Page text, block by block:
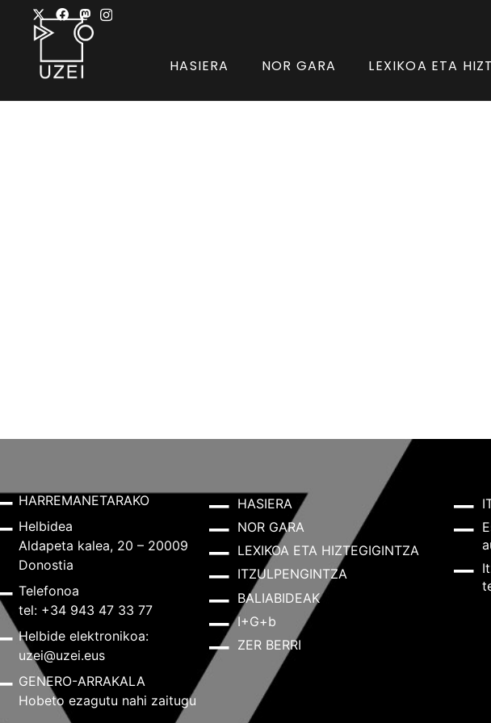
HASIERA NOR GARA LEXIKOA ETA
HARREMANETARAKO
Helbidea
Aldapeta kalea, 20 – 20009
Donostia
Telefonoa
tel: +34 943 47 33 77
Helbide elektronikoa:
uzei@uzei.eus
GENERO-ARRAKALA
Hobeto ezagutu nahi zaitugu
HASIERA
NOR GARA
LEXIKOA ETA HIZTEGIGINTZA
ITZULPENGINTZA
BALIABIDEAK
I+G+b
ZER BERRI